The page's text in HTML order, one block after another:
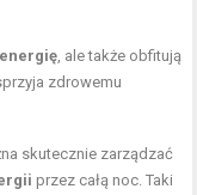
energię , ale także obfitują
zdrowemu
skutecznie zarządzać
przez całą noc. Taki